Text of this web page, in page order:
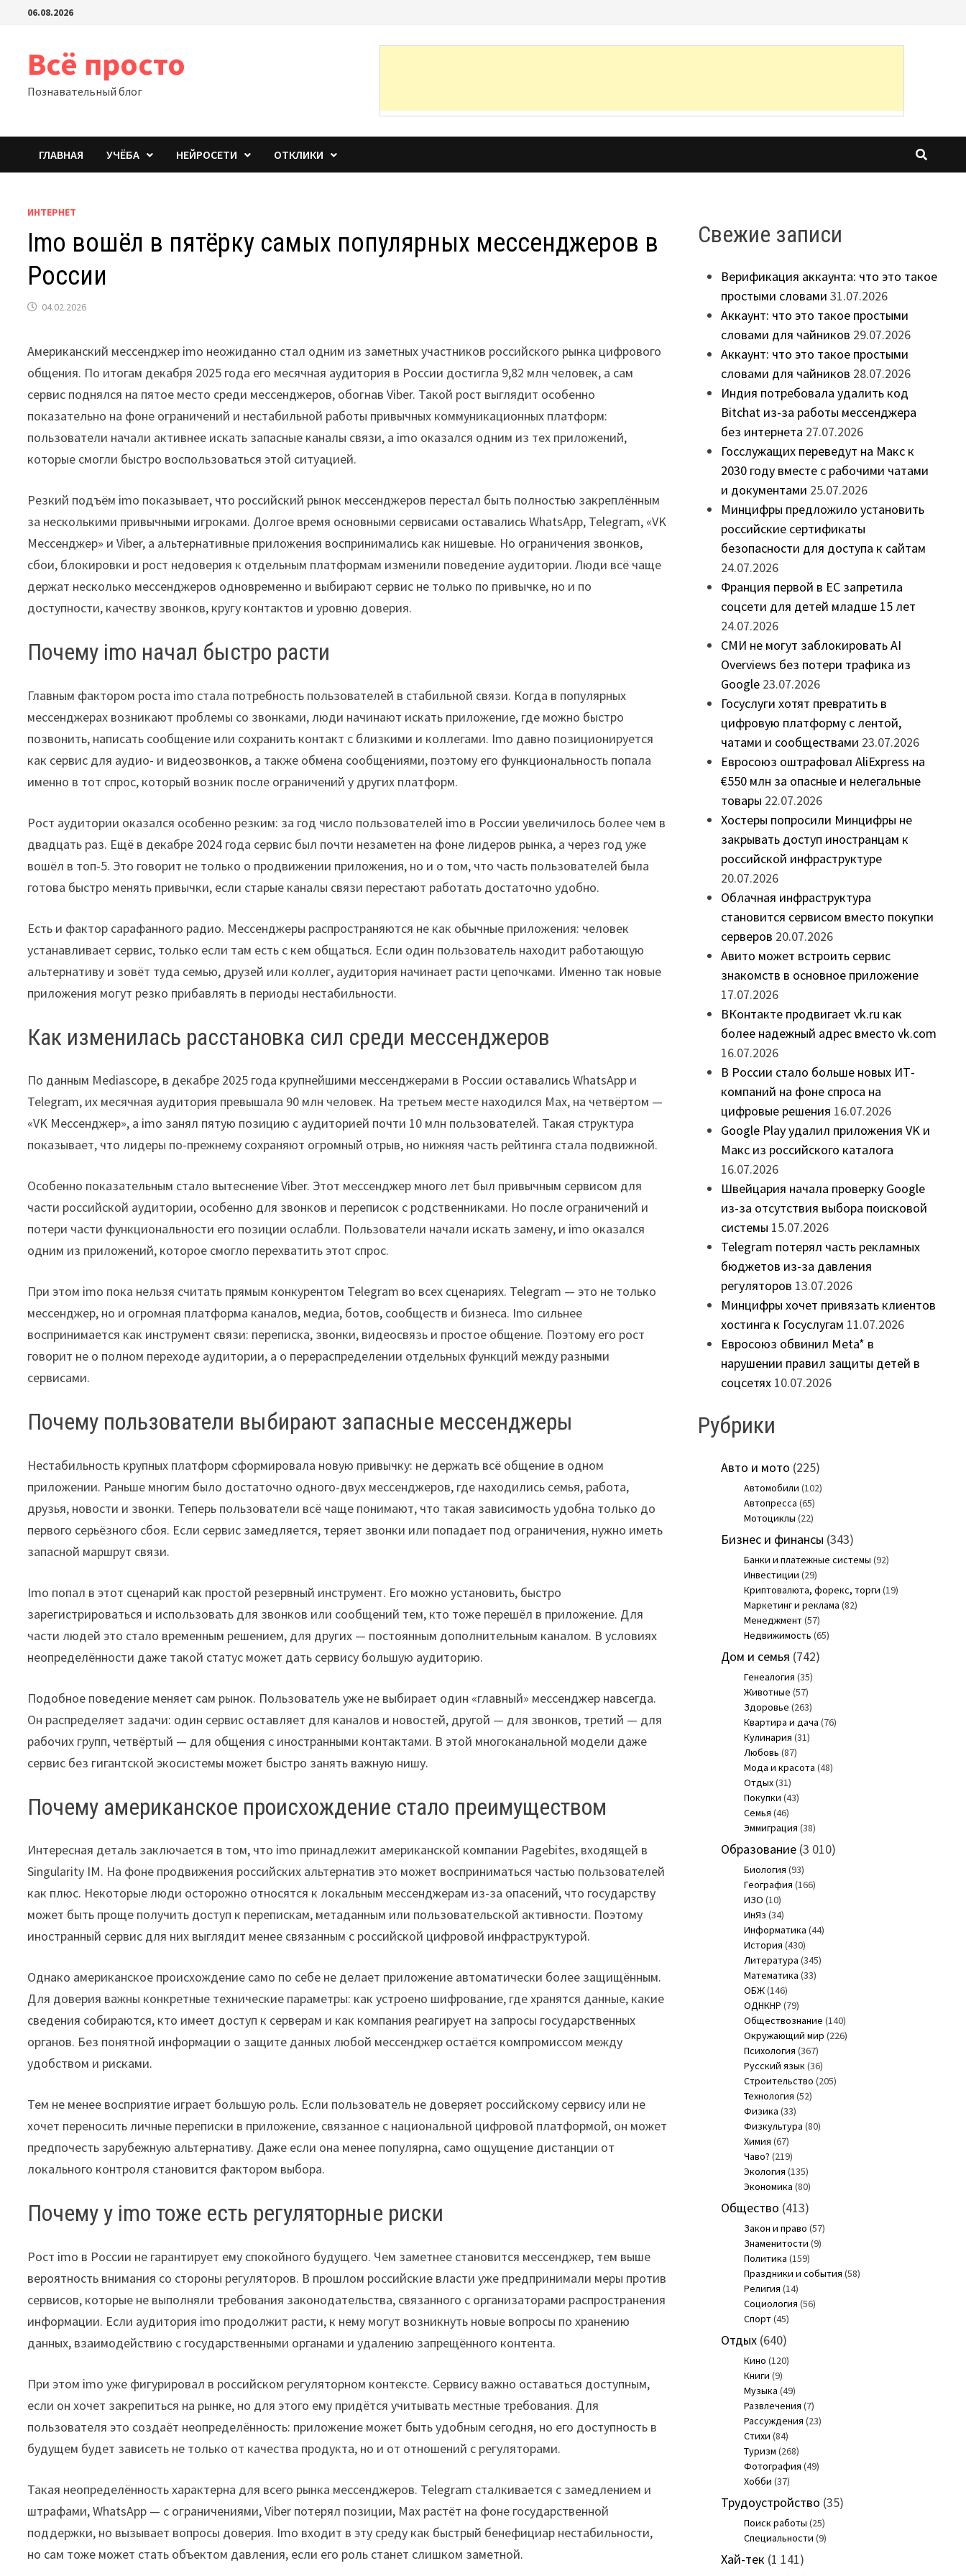
Перейти06.08.2026
Всё просто
Познавательный блог
ГЛАВНАЯ УЧЁБА НЕЙРОСЕТИ ОТКЛИКИ
ИНТЕРНЕТ
Imo вошёл в пятёрку самых популярных мессенджеров в
России
04.02.2026
Американский мессенджер imo неожиданно стал одним из заметных участников российского рынка цифрового
общения. По итогам декабря 2025 года его месячная аудитория в России достигла 9,82 млн человек, а сам
сервис поднялся на пятое место среди мессенджеров, обогнав Viber. Такой рост выглядит особенно
показательно на фоне ограничений и нестабильной работы привычных коммуникационных платформ:
пользователи начали активнее искать запасные каналы связи, а imo оказался одним из тех приложений,
которые смогли быстро воспользоваться этой ситуацией.
Резкий подъём imo показывает, что российский рынок мессенджеров перестал быть полностью закреплённым
за несколькими привычными игроками. Долгое время основными сервисами оставались WhatsApp, Telegram, «VK
Мессенджер» и Viber, а альтернативные приложения воспринимались как нишевые. Но ограничения звонков,
сбои, блокировки и рост недоверия к отдельным платформам изменили поведение аудитории. Люди всё чаще
держат несколько мессенджеров одновременно и выбирают сервис не только по привычке, но и по
доступности, качеству звонков, кругу контактов и уровню доверия.
Почему imo начал быстро расти
Главным фактором роста imo стала потребность пользователей в стабильной связи. Когда в популярных
мессенджерах возникают проблемы со звонками, люди начинают искать приложение, где можно быстро
позвонить, написать сообщение или сохранить контакт с близкими и коллегами. Imo давно позиционируется
как сервис для аудио- и видеозвонков, а также обмена сообщениями, поэтому его функциональность попала
именно в тот спрос, который возник после ограничений у других платформ.
Рост аудитории оказался особенно резким: за год число пользователей imo в России увеличилось более чем в
двадцать раз. Ещё в декабре 2024 года сервис был почти незаметен на фоне лидеров рынка, а через год уже
вошёл в топ-5. Это говорит не только о продвижении приложения, но и о том, что часть пользователей была
готова быстро менять привычки, если старые каналы связи перестают работать достаточно удобно.
Есть и фактор сарафанного радио. Мессенджеры распространяются не как обычные приложения: человек
устанавливает сервис, только если там есть с кем общаться. Если один пользователь находит работающую
альтернативу и зовёт туда семью, друзей или коллег, аудитория начинает расти цепочками. Именно так новые
приложения могут резко прибавлять в периоды нестабильности.
Как изменилась расстановка сил среди мессенджеров
По данным Mediascope, в декабре 2025 года крупнейшими мессенджерами в России оставались WhatsApp и
Telegram, их месячная аудитория превышала 90 млн человек. На третьем месте находился Max, на четвёртом —
«VK Мессенджер», а imo занял пятую позицию с аудиторией почти 10 млн пользователей. Такая структура
показывает, что лидеры по-прежнему сохраняют огромный отрыв, но нижняя часть рейтинга стала подвижной.
Особенно показательным стало вытеснение Viber. Этот мессенджер много лет был привычным сервисом для
части российской аудитории, особенно для звонков и переписок с родственниками. Но после ограничений и
потери части функциональности его позиции ослабли. Пользователи начали искать замену, и imo оказался
одним из приложений, которое смогло перехватить этот спрос.
При этом imo пока нельзя считать прямым конкурентом Telegram во всех сценариях. Telegram — это не только
мессенджер, но и огромная платформа каналов, медиа, ботов, сообществ и бизнеса. Imo сильнее
воспринимается как инструмент связи: переписка, звонки, видеосвязь и простое общение. Поэтому его рост
говорит не о полном переходе аудитории, а о перераспределении отдельных функций между разными
сервисами.
Почему пользователи выбирают запасные мессенджеры
Нестабильность крупных платформ сформировала новую привычку: не держать всё общение в одном
приложении. Раньше многим было достаточно одного-двух мессенджеров, где находились семья, работа,
друзья, новости и звонки. Теперь пользователи всё чаще понимают, что такая зависимость удобна только до
первого серьёзного сбоя. Если сервис замедляется, теряет звонки или попадает под ограничения, нужно иметь
запасной маршрут связи.
Imo попал в этот сценарий как простой резервный инструмент. Его можно установить, быстро
зарегистрироваться и использовать для звонков или сообщений тем, кто тоже перешёл в приложение. Для
части людей это стало временным решением, для других — постоянным дополнительным каналом. В условиях
неопределённости даже такой статус может дать сервису большую аудиторию.
Подобное поведение меняет сам рынок. Пользователь уже не выбирает один «главный» мессенджер навсегда.
Он распределяет задачи: один сервис оставляет для каналов и новостей, другой — для звонков, третий — для
рабочих групп, четвёртый — для общения с иностранными контактами. В этой многоканальной модели даже
сервис без гигантской экосистемы может быстро занять важную нишу.
Почему американское происхождение стало преимуществом
Интересная деталь заключается в том, что imo принадлежит американской компании Pagebites, входящей в
Singularity IM. На фоне продвижения российских альтернатив это может восприниматься частью пользователей
как плюс. Некоторые люди осторожно относятся к локальным мессенджерам из-за опасений, что государству
может быть проще получить доступ к перепискам, метаданным или пользовательской активности. Поэтому
иностранный сервис для них выглядит менее связанным с российской цифровой инфраструктурой.
Однако американское происхождение само по себе не делает приложение автоматически более защищённым.
Для доверия важны конкретные технические параметры: как устроено шифрование, где хранятся данные, какие
сведения собираются, кто имеет доступ к серверам и как компания реагирует на запросы государственных
органов. Без понятной информации о защите данных любой мессенджер остаётся компромиссом между
удобством и рисками.
Тем не менее восприятие играет большую роль. Если пользователь не доверяет российскому сервису или не
хочет переносить личные переписки в приложение, связанное с национальной цифровой платформой, он может
предпочесть зарубежную альтернативу. Даже если она менее популярна, само ощущение дистанции от
локального контроля становится фактором выбора.
Почему у imo тоже есть регуляторные риски
Рост imo в России не гарантирует ему спокойного будущего. Чем заметнее становится мессенджер, тем выше
вероятность внимания со стороны регуляторов. В прошлом российские власти уже предпринимали меры против
сервисов, которые не выполняли требования законодательства, связанного с организаторами распространения
информации. Если аудитория imo продолжит расти, к нему могут возникнуть новые вопросы по хранению
данных, взаимодействию с государственными органами и удалению запрещённого контента.
При этом imo уже фигурировал в российском регуляторном контексте. Сервису важно оставаться доступным,
если он хочет закрепиться на рынке, но для этого ему придётся учитывать местные требования. Для
пользователя это создаёт неопределённость: приложение может быть удобным сегодня, но его доступность в
будущем будет зависеть не только от качества продукта, но и от отношений с регуляторами.
Такая неопределённость характерна для всего рынка мессенджеров. Telegram сталкивается с замедлением и
штрафами, WhatsApp — с ограничениями, Viber потерял позиции, Max растёт на фоне государственной
поддержки, но вызывает вопросы доверия. Imo входит в эту среду как быстрый бенефициар нестабильности,
но сам тоже может стать объектом давления, если его роль станет слишком заметной.
Свежие записи
Верификация аккаунта: что это такое
простыми словами 31.07.2026
Аккаунт: что это такое простыми
словами для чайников 29.07.2026
Аккаунт: что это такое простыми
словами для чайников 28.07.2026
Индия потребовала удалить код
Bitchat из-за работы мессенджера
без интернета 27.07.2026
Госслужащих переведут на Макс к
2030 году вместе с рабочими чатами
и документами 25.07.2026
Минцифры предложило установить
российские сертификаты
безопасности для доступа к сайтам
24.07.2026
Франция первой в ЕС запретила
соцсети для детей младше 15 лет
24.07.2026
СМИ не могут заблокировать AI
Overviews без потери трафика из
Google 23.07.2026
Госуслуги хотят превратить в
цифровую платформу с лентой,
чатами и сообществами 23.07.2026
Евросоюз оштрафовал AliExpress на
€550 млн за опасные и нелегальные
товары 22.07.2026
Хостеры попросили Минцифры не
закрывать доступ иностранцам к
российской инфраструктуре
20.07.2026
Облачная инфраструктура
становится сервисом вместо покупки
серверов 20.07.2026
Авито может встроить сервис
знакомств в основное приложение
17.07.2026
ВКонтакте продвигает vk.ru как
более надежный адрес вместо vk.com
16.07.2026
В России стало больше новых ИТ-
компаний на фоне спроса на
цифровые решения 16.07.2026
Google Play удалил приложения VK и
Макс из российского каталога
16.07.2026
Швейцария начала проверку Google
из-за отсутствия выбора поисковой
системы 15.07.2026
Telegram потерял часть рекламных
бюджетов из-за давления
регуляторов 13.07.2026
Минцифры хочет привязать клиентов
хостинга к Госуслугам 11.07.2026
Евросоюз обвинил Meta* в
нарушении правил защиты детей в
соцсетях 10.07.2026
Рубрики
Авто и мото (225)
Автомобили (102)
Автопресса (65)
Мотоциклы (22)
Бизнес и финансы (343)
Банки и платежные системы (92)
Инвестиции (29)
Криптовалюта, форекс, торги (19)
Маркетинг и реклама (82)
Менеджмент(57)
Недвижимость (65)
Дом и семья (742)
Генеалогия (35)
Животные (57)
Здоровье (263)
Квартира и дача (76)
Кулинария (31)
Любовь (87)
Мода и красота (48)
Отдых(31)
Покупки (43)
Семья (46)
Эммиграция (38)
Образование(3 010)
Биология (93)
География (166)
ИЗО (10)
ИнЯз (34)
Информатика (44)
История (430)
Литература (345)
Математика (33)
ОБЖ(146)
ОДНКНР (79)
Обществознание (140)
Окружающий мир (226)
Психология (367)
Русский язык(36)
Строительство (205)
Технология (52)
Физика (33)
Физкультура (80)
Химия (67)
Чаво? (219)
Экология (135)
Экономика (80)
Общество (413)
Закон и право (57)
Знаменитости (9)
Политика (159)
Праздники и события (58)
Религия (14)
Социология (56)
Спорт(45)
Отдых(640)
Кино (120)
Книги (9)
Музыка (49)
Развлечения (7)
Рассуждения (23)
Стихи (84)
Туризм (268)
Фотография (49)
Хобби (37)
Трудоустройство (35)
Поиск работы (25)
Специальности (9)
Хай-тек (1 141)